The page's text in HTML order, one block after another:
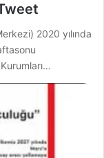
2020 yılında